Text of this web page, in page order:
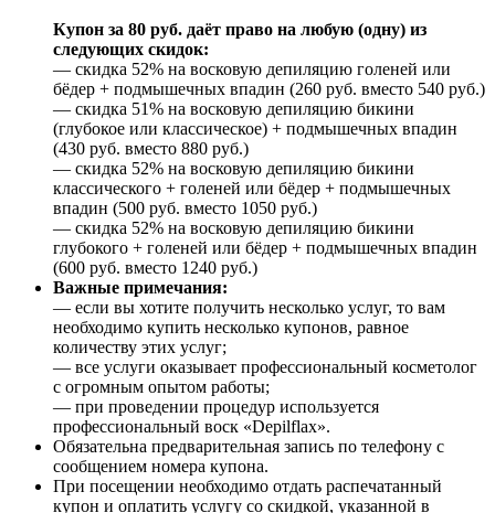
Купон за 80 руб. даёт право на любую (одну) из
следующих скидок:
— скидка 52% на восковую депиляцию голеней или
бёдер + подмышечных впадин (260 руб. вместо 540 руб.)
— скидка 51% на восковую депиляцию бикини
(глубокое или классическое) + подмышечных впадин
(430 руб. вместо 880 руб.)
— скидка 52% на восковую депиляцию бикини
классического + голеней или бёдер + подмышечных
впадин (500 руб. вместо 1050 руб.)
— скидка 52% на восковую депиляцию бикини
глубокого + голеней или бёдер + подмышечных впадин
(600 руб. вместо 1240 руб.)
Важные примечания:
— если вы хотите получить несколько услуг, то вам
необходимо купить несколько купонов, равное
количеству этих услуг;
— все услуги оказывает профессиональный косметолог
с огромным опытом работы;
— при проведении процедур используется
профессиональный воск «Depilflax».
Обязательна предварительная запись по телефону с
сообщением номера купона.
При посещении необходимо отдать распечатанный
купон и оплатить услугу со скидкой, указанной в